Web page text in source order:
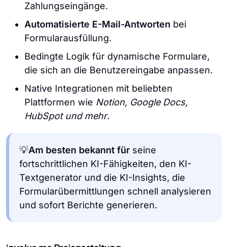
Zahlungseingänge.
Automatisierte E-Mail-Antworten bei
Formularausfüllung.
Bedingte Logik für dynamische Formulare,
die sich an die Benutzereingabe anpassen.
Native Integrationen mit beliebten
Plattformen wie Notion, Google Docs,
HubSpot und mehr.
💡Am besten bekannt für seine
fortschrittlichen KI-Fähigkeiten, den KI-
Textgenerator und die KI-Insights, die
Formularübermittlungen schnell analysieren
und sofort Berichte generieren.